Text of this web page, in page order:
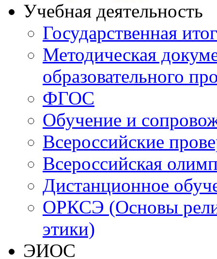
Учебная деятельность
Государственная
Методическая
образовательного
ФГОС
Обучение и
Всероссийские
Всероссийская
Дистанционное
ОРКСЭ (Основы
этики)
ЭИОС